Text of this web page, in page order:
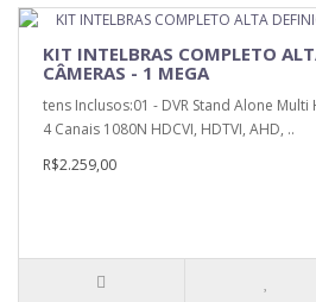
KIT INTELBRAS COMPLETO
CÂMERAS - 1 MEGA
tens Inclusos:01 - DVR Stand Alone
4 Canais 1080N HDCVI, HDTVI, AHD, ..
R$2.259,00